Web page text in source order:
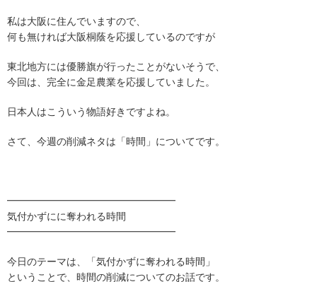
私は大阪に住んでいますので、
何も無ければ大阪桐蔭を応援しているのですが
東北地方には優勝旗が行ったことがないそうで、
今回は、完全に金足農業を応援していました。
日本人はこういう物語好きですよね。
さて、今週の削減ネタは「時間」についてです。
━━━━━━━━━━━━━━━━━
気付かずにに奪われる時間
━━━━━━━━━━━━━━━━━
今日のテーマは、「気付かずに奪われる時間」
ということで、時間の削減についてのお話です。